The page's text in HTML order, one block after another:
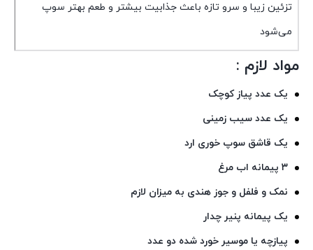
تزئین زیبا و سرو تازه باعث جذابیت بیشتر و طعم بهتر سوپ
می‌شود
مواد لازم :
یک عدد پیاز کوچک
یک عدد سیب زمینی
یک قاشق سوپ خوری ارد
۳ پیمانه اب مرغ
نمک و فلفل و جوز هندی به میزان لازم
یک پیمانه پنیر چدار
پیازچه یا موسیر خورد شده دو عدد